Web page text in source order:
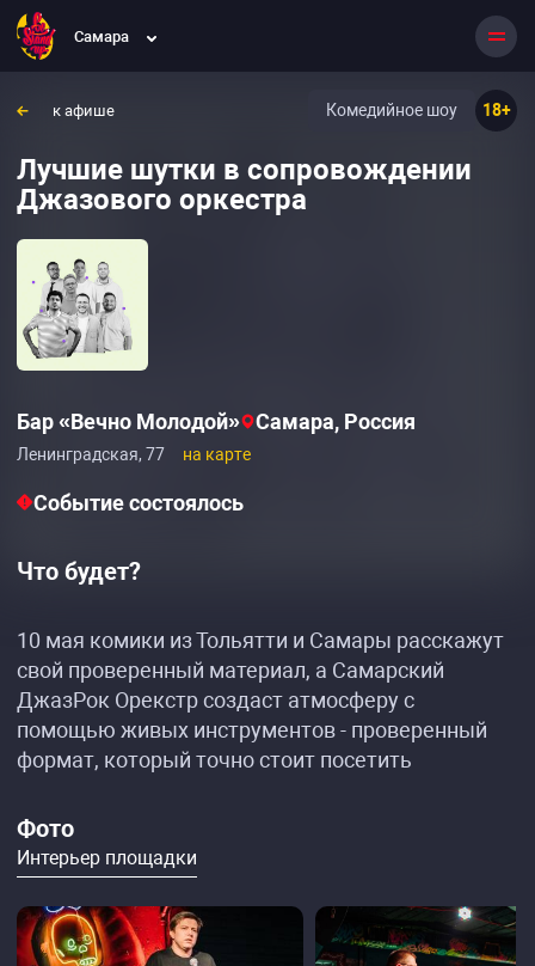
Самара
к афише 18+
Комедийное шоу
Лучшие шутки в сопровождении
Джазового оркестра
Бар «Вечно Молодой»‎ Самара, Россия
Ленинградская, 77 на карте
Событие состоялось
Что будет?
10 мая комики из Тольятти и Самары расскажут
свой проверенный материал, а Самарский
ДжазРок Орекстр создаст атмосферу с
помощью живых инструментов - проверенный
формат, который точно стоит посетить
Фото
Интерьер площадки